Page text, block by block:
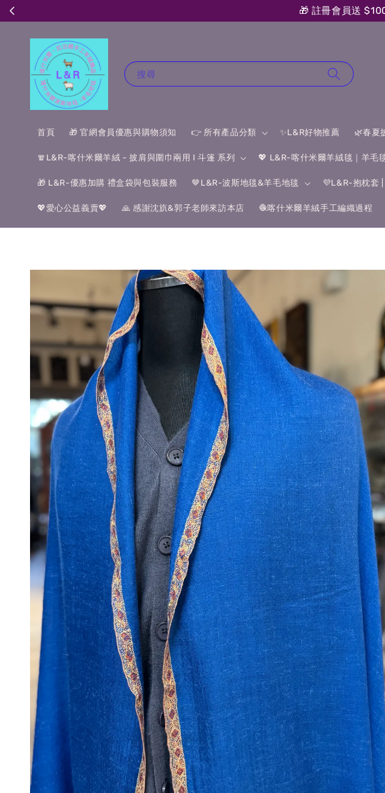
🎁 註冊會員送
搜尋
首頁 🎁 官網會員優惠與購物須知 👉 所有產品分類 ✨L&R好物推薦 🌿春夏
🧣L&R-喀什米爾羊絨 - 披肩與圍巾兩用 I 斗篷 系列 💖 L&R-喀什米爾羊絨毯｜羊毛
🎁 L&R-優惠加購 禮盒袋與包裝服務 🤎L&R-波斯地毯&羊毛地毯 💜L&R-抱枕套 |
💖愛心公益義賣💖 🙏 感謝沈斻&郭子老師來訪本店 🧶喀什米爾羊絨手工編織過程